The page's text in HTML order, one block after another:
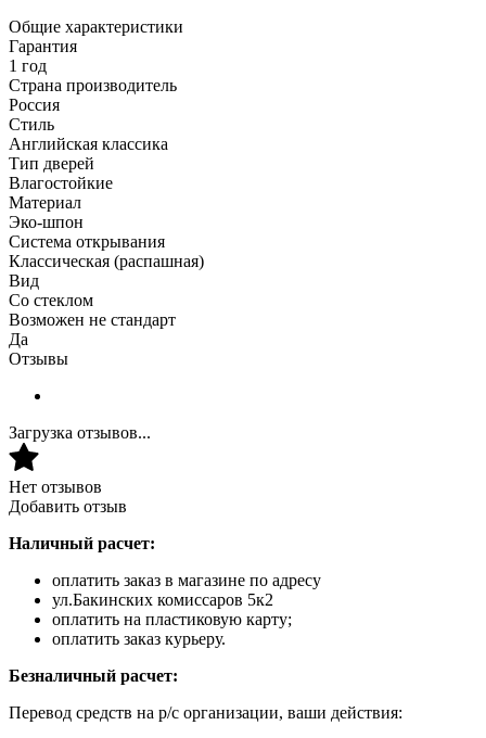
Общие характеристики
Гарантия
1 год
Страна производитель
Россия
Стиль
Английская классика
Тип дверей
Влагостойкие
Материал
Эко-шпон
Система открывания
Классическая (распашная)
Вид
Со стеклом
Возможен не стандарт
Да
Отзывы
Загрузка отзывов...
Нет отзывов
Добавить отзыв
Наличный расчет:
оплатить заказ в магазине по адресу
ул.Бакинских комиссаров 5к2
оплатить на пластиковую карту;
оплатить заказ курьеру.
Безналичный расчет:
Перевод средств на р/с организации, ваши действия: